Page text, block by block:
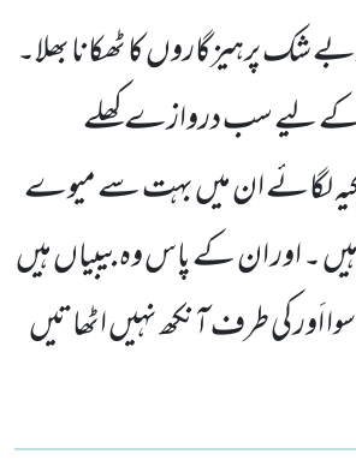
شک پرہیزگاروں کا ٹھکانا بھلا۔
لیے سب دروازے کھلے
لگائے ان میں بہت سے میوے
۔ اور ان کے پاس وہ بیبیاں ہیں
اَور کی طرف آنکھ نہیں اٹھاتیں